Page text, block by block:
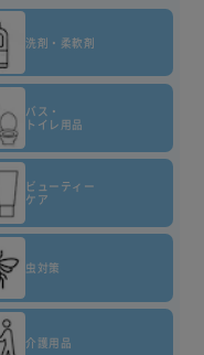
洗剤・柔軟剤
バス・
トイレ用品
ビューティー
ケア
虫対策
介護用品